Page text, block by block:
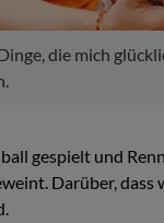
die mich
gespielt und
Darüber,